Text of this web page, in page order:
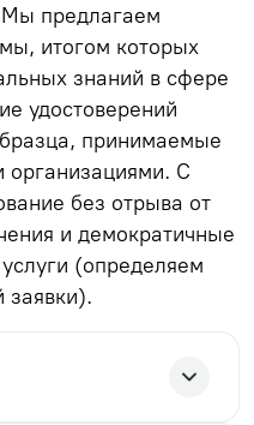
Мы предлагаем
итогом которых
знаний в сфере
удостоверений
принимаемые
организациями. С
без отрыва от
и демократичные
(определяем
заявки).